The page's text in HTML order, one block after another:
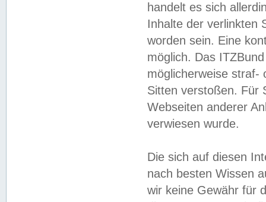
handelt es sich
Inhalte der verlinkten
worden sein. Eine
möglich. Das
möglicherweise straf-
Sitten verstoßen. Für
Webseiten anderer
verwiesen wurde.
Die sich auf diesen
nach besten Wissen
wir keine Gewähr für